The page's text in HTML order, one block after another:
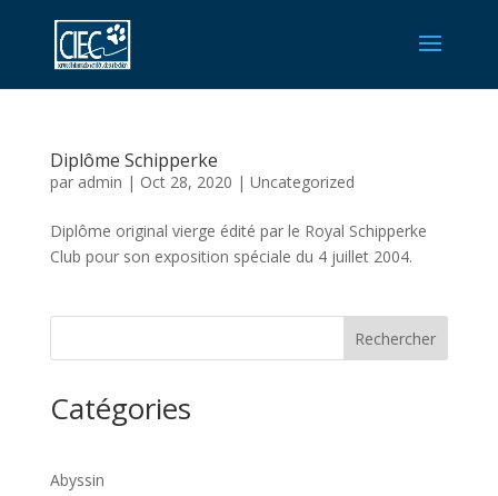
Diplôme Schipperke
par admin | Oct 28, 2020 | Uncategorized
Diplôme original vierge édité par le Royal Schipperke
Club pour son exposition spéciale du 4 juillet 2004.
Rechercher
Catégories
Abyssin